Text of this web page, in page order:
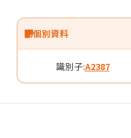
個別資料
識別子:A2387